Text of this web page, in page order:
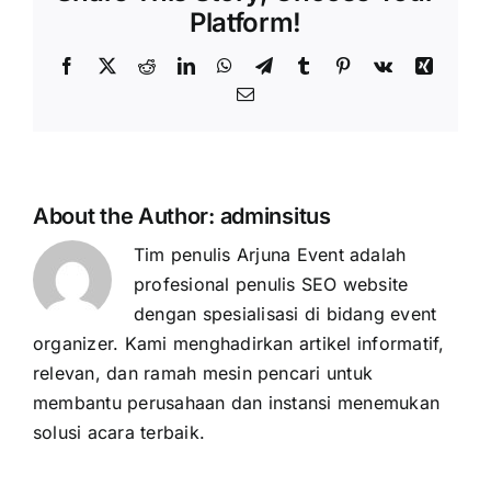
Platform!
Facebook
X RedditLinkedInWhatsApp
TelegramTumblr Pinterest
Vk
Xing
Email
About the Author: adminsitus
Tim penulis Arjuna Event adalah
profesional penulis SEO website
dengan spesialisasi di bidang event
organizer. Kami menghadirkan artikel informatif,
relevan, dan ramah mesin pencari untuk
membantu perusahaan dan instansi menemukan
solusi acara terbaik.